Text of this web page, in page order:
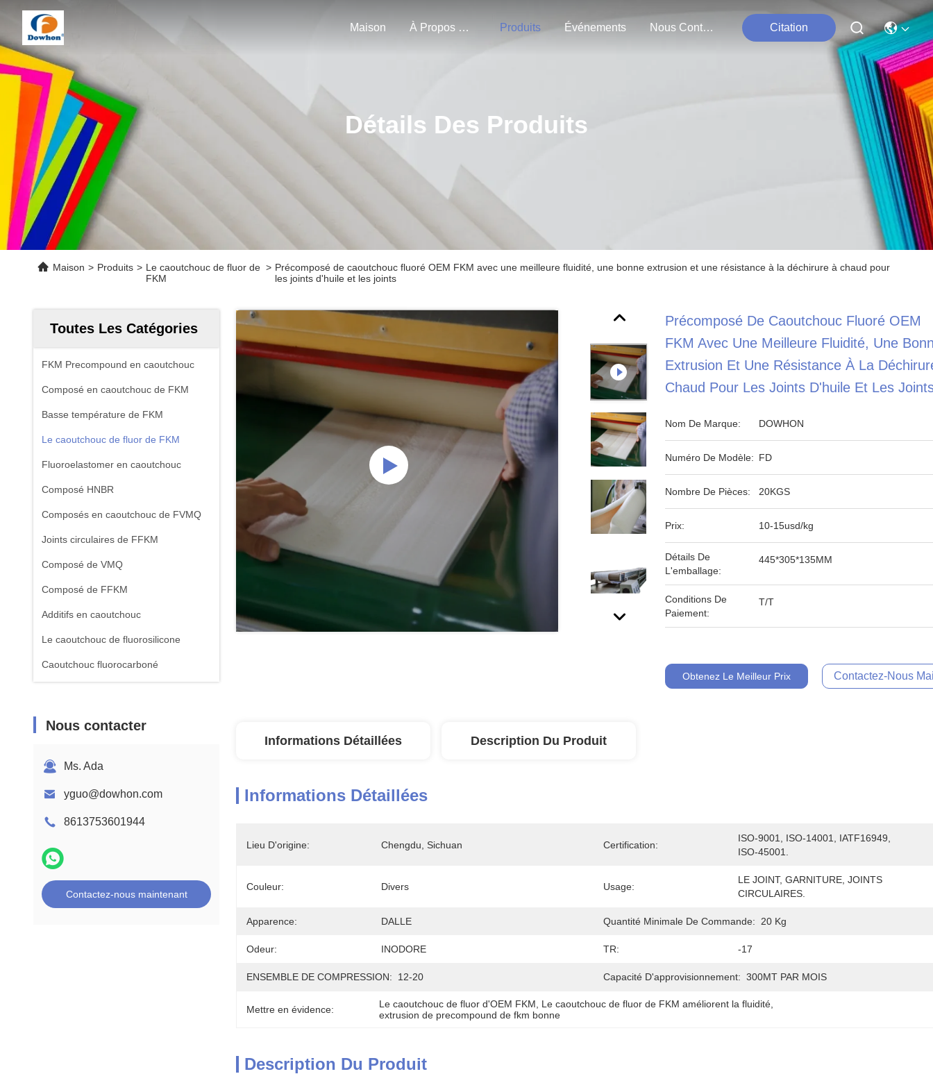
Maison À Propos De Nous Produits Événements Nous Contacter Citation
Détails Des Produits
Maison > Produits > Le caoutchouc de fluor de
FKM
> Précomposé de caoutchouc fluoré OEM FKM avec une meilleure fluidité, une bonne extrusion et une résistance à la déchirure à chaud pour
les joints d'huile et les joints
Toutes Les Catégories
FKM Precompound en caoutchouc
Composé en caoutchouc de FKM
Basse température de FKM
Le caoutchouc de fluor de FKM
Fluoroelastomer en caoutchouc
Composé HNBR
Composés en caoutchouc de FVMQ
Joints circulaires de FFKM
Composé de VMQ
Composé de FFKM
Additifs en caoutchouc
Le caoutchouc de fluorosilicone
Caoutchouc fluorocarboné
Nous contacter
Ms. Ada
yguo@dowhon.com
8613753601944
Contactez-nous maintenant
Précomposé De Caoutchouc Fluoré OEM
FKM Avec Une Meilleure Fluidité, Une
Extrusion Et Une Résistance À La
Chaud Pour Les Joints D'huile Et Les
Nom De Marque: DOWHON
Numéro De Modèle: FD
Nombre De Pièces: 20KGS
Prix: 10-15usd/kg
Détails De
L'emballage:
445*305*135MM
Conditions De
Paiement:
T/T
Obtenez Le Meilleur Prix Contactez-Nous
Informations Détaillées Description Du Produit
Informations Détaillées
Lieu D'origine: Chengdu, Sichuan Certification:
ISO-9001, ISO-14001, IATF16949,
ISO-45001.
Couleur: Divers Usage:
LE JOINT, GARNITURE, JOINTS
CIRCULAIRES.
Apparence: DALLE Quantité Minimale De Commande: 20 Kg
Odeur: INODORE TR: -17
ENSEMBLE DE COMPRESSION: 12-20 Capacité D'approvisionnement: 300MT PAR MOIS
Mettre en évidence: Le caoutchouc de fluor d'OEM FKM Le caoutchouc de fluor de FKM améliorent la fluidité
extrusion de precompound de fkm bonne
Description Du Produit